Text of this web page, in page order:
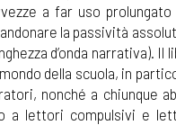
a far uso prolungato
la passività
d’onda narrativa). Il
della scuola, in
nonché a chiunque
a lettori compulsivi e